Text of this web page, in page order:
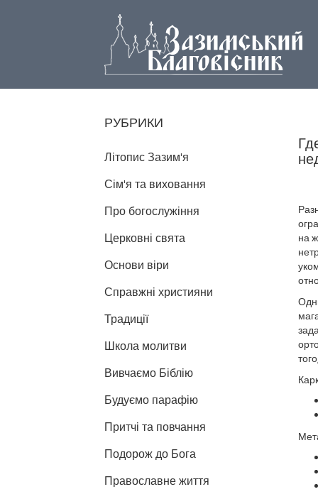
на
РУБРИКИ
Літопис Зазим'я
Сім'я та виховання
Про богослужіння
Церковні свята
Основи віри
Справжні християни
Традиції
Школа молитви
Вивчаємо Біблію
Будуємо парафію
Притчі та повчання
Подорож до Бога
Православне життя